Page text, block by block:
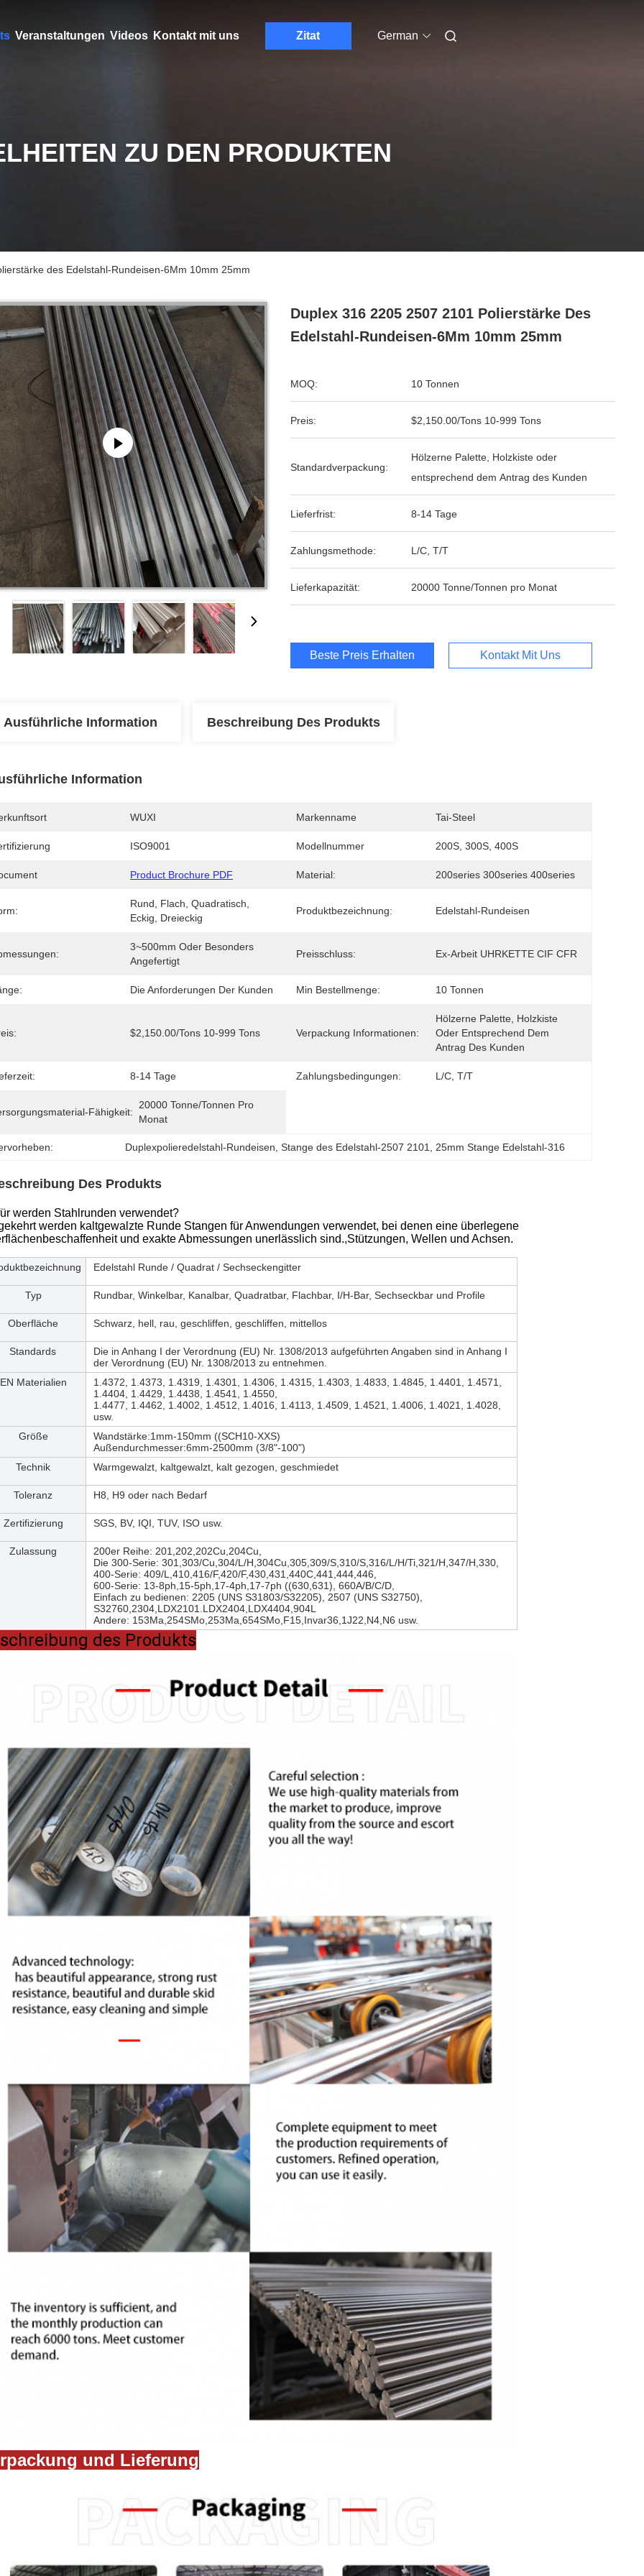
Veranstaltungen Videos Kontakt mit uns Zitat German
ZU DEN PRODUKTEN
des Edelstahl-Rundeisen-6Mm 10mm 25mm
Duplex 316 2205 2507 2101 Polierstärke Des
Edelstahl-Rundeisen-6Mm 10mm 25mm
MOQ: 10 Tonnen
Preis: $2,150.00/Tons 10-999 Tons
Standardverpackung:
Hölzerne Palette, Holzkiste oder
entsprechend dem Antrag des Kunden
Lieferfrist: 8-14 Tage
Zahlungsmethode: L/C, T/T
Lieferkapazität: 20000 Tonne/Tonnen pro Monat
Beste Preis Erhalten Kontakt Mit Uns
Ausführliche Information Beschreibung Des Produkts
Information
WUXI Markenname Tai-Steel
ISO9001 Modellnummer 200S, 300S, 400S
Product Brochure PDF Material: 200series 300series 400series
Rund, Flach, Quadratisch,
Eckig, Dreieckig
Produktbezeichnung: Edelstahl-Rundeisen
3~500mm Oder Besonders
Angefertigt
Preisschluss: Ex-Arbeit UHRKETTE CIF CFR
Die Anforderungen Der Kunden Min Bestellmenge: 10 Tonnen
$2,150.00/Tons 10-999 Tons Verpackung Informationen:
Hölzerne Palette, Holzkiste
Oder Entsprechend Dem
Antrag Des Kunden
8-14 Tage Zahlungsbedingungen: L/C, T/T
Fähigkeit:
20000 Tonne/Tonnen Pro
Monat
Duplexpolieredelstahl-Rundeisen , Stange des Edelstahl-2507 2101 25mm Stange Edelstahl-316
Des Produkts
werden Stahlrunden verwendet?
werden kaltgewalzte Runde Stangen für Anwendungen verwendet, bei denen eine überlegene
und exakte Abmessungen unerlässlich sind.,Stützungen, Wellen und Achsen.
Edelstahl Runde / Quadrat / Sechseckengitter
Typ Rundbar, Winkelbar, Kanalbar, Quadratbar, Flachbar, I/H-Bar, Sechseckbar und Profile
Oberfläche Schwarz, hell, rau, geschliffen, geschliffen, mittellos
Standards
Die in Anhang I der Verordnung (EU) Nr. 1308/2013 aufgeführten Angaben sind in Anhang I
der Verordnung (EU) Nr. 1308/2013 zu entnehmen.
EN Materialien
1.4372, 1.4373, 1.4319, 1.4301, 1.4306, 1.4315, 1.4303, 1.4833, 1.4845, 1.4401, 1.4571,
1.4404, 1.4429, 1.4438, 1.4541, 1.4550,
1.4477, 1.4462, 1.4002, 1.4512, 1.4016, 1.4113, 1.4509, 1.4521, 1.4006, 1.4021, 1.4028,
usw.
Größe
Wandstärke:1mm-150mm ((SCH10-XXS)
Außendurchmesser:6mm-2500mm (3/8"-100")
Technik
Warmgewalzt, kaltgewalzt, kalt gezogen, geschmiedet
Toleranz H8, H9 oder nach Bedarf
Zertifizierung SGS, BV, IQI, TUV, ISO usw.
Zulassung
200er Reihe: 201,202,202Cu,204Cu,
Die 300-Serie: 301,303/Cu,304/L/H,304Cu,305,309/S,310/S,316/L/H/Ti,321/H,347/H,330,
400-Serie: 409/L,410,416/F,420/F,430,431,440C,441,444,446,
600-Serie: 13-8ph,15-5ph,17-4ph,17-7ph ((630,631), 660A/B/C/D,
Einfach zu bedienen: 2205 (UNS S31803/S32205), 2507 (UNS S32750),
S32760,2304,LDX2101.LDX2404,LDX4404,904L
Andere: 153Ma,254SMo,253Ma,654SMo,F15,Invar36,1J22,N4,N6 usw.
des Produkts
und Lieferung